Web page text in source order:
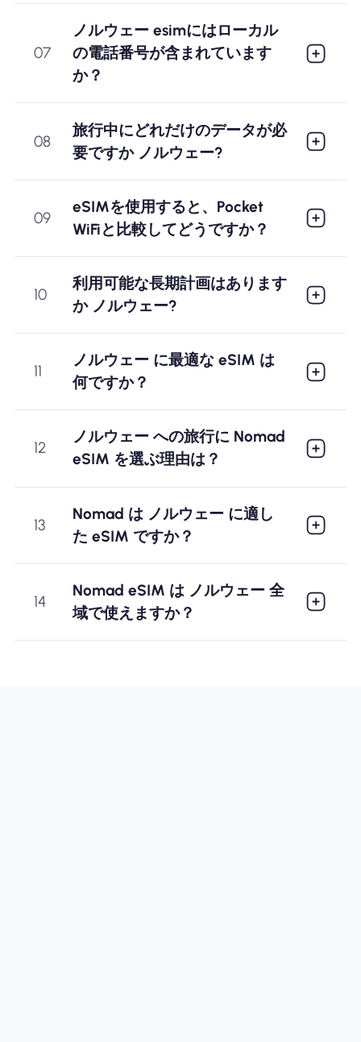
07
ノルウェー esimにはローカル
の電話番号が含まれています
か？
08
旅行中にどれだけのデータが必
要ですか ノルウェー?
09
eSIMを使用すると、Pocket
WiFiと比較してどうですか？
10
利用可能な長期計画はあります
か ノルウェー?
11
ノルウェー に最適な eSIM は
何ですか？
12
ノルウェー への旅行に Nomad
eSIM を選ぶ理由は？
13
Nomad は ノルウェー に適し
た eSIM ですか？
14
Nomad eSIM は ノルウェー 全
域で使えますか？